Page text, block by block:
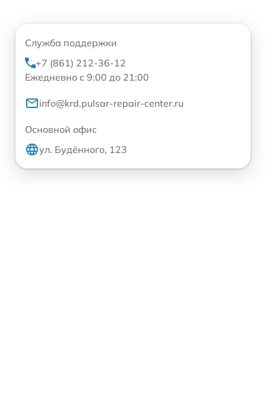
Служба поддержки
+7 (861) 212-36-12
Ежедневно с 9:00 до 21:00
info@krd.pulsar-repair-center.ru
Основной офис
ул. Будённого, 123